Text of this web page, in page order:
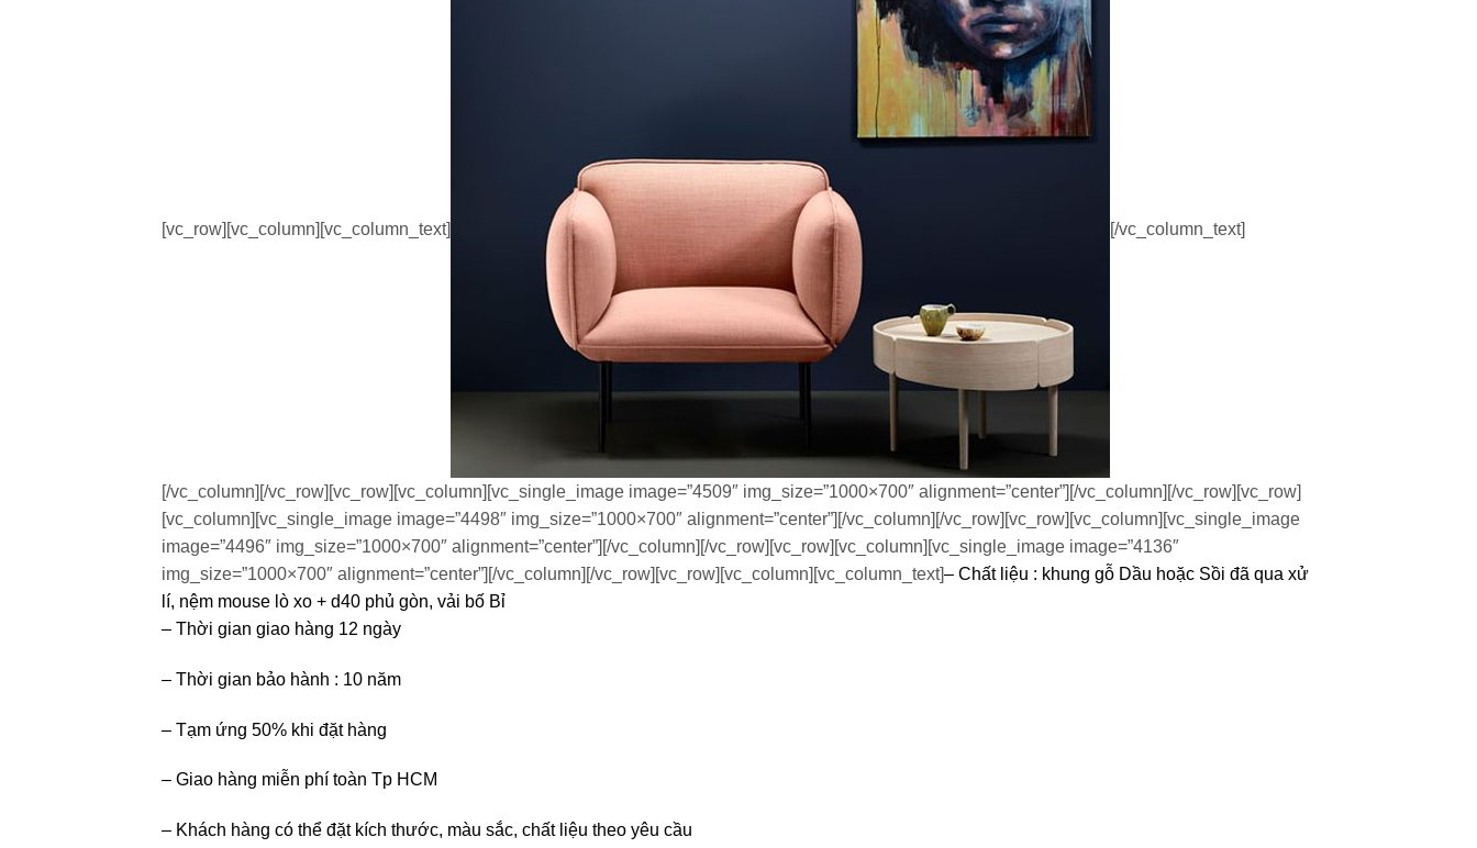
[vc_row][vc_column][vc_column_text] [/vc_column_text]
[/vc_column][/vc_row][vc_row][vc_column][vc_single_image image=”4509″ img_size=”1000×700″ alignment=”center”][/vc_column][/vc_row][vc_row]
[vc_column][vc_single_image image=”4498″ img_size=”1000×700″ alignment=”center”][/vc_column][/vc_row][vc_row][vc_column][vc_single_image
image=”4496″ img_size=”1000×700″ alignment=”center”][/vc_column][/vc_row][vc_row][vc_column][vc_single_image image=”4136″
img_size=”1000×700″ alignment=”center”][/vc_column][/vc_row][vc_row][vc_column][vc_column_text]– Chất liệu : khung gỗ Dầu hoặc Sồi đã qua xử
lí, nệm mouse lò xo + d40 phủ gòn, vải bố Bỉ
– Thời gian giao hàng 12 ngày
– Thời gian bảo hành : 10 năm
– Tạm ứng 50% khi đặt hàng
– Giao hàng miễn phí toàn Tp HCM
– Khách hàng có thể đặt kích thước, màu sắc, chất liệu theo yêu cầu